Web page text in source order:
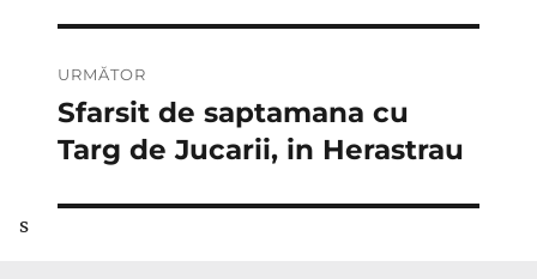
URMĂTOR
Articolul
următor:
Sfarsit de saptamana cu
Targ de Jucarii, in Herastrau
s